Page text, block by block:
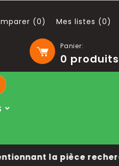
Panier:
0 produits
(0) Mes listes (0)
la pièce